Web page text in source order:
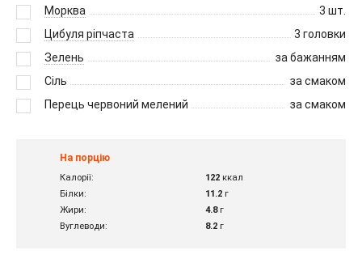
Морква
3 шт.
Цибуля ріпчаста
3 головки
Зелень
за бажанням
Сіль
за смаком
Перець червоний мелений
за смаком
На порцію
Калорії: 122 ккал
Білки:
11.2 г
Жири:
4.8г
Вуглеводи:
8.2 г